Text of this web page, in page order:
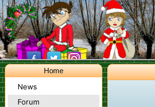
Home
News
Forum